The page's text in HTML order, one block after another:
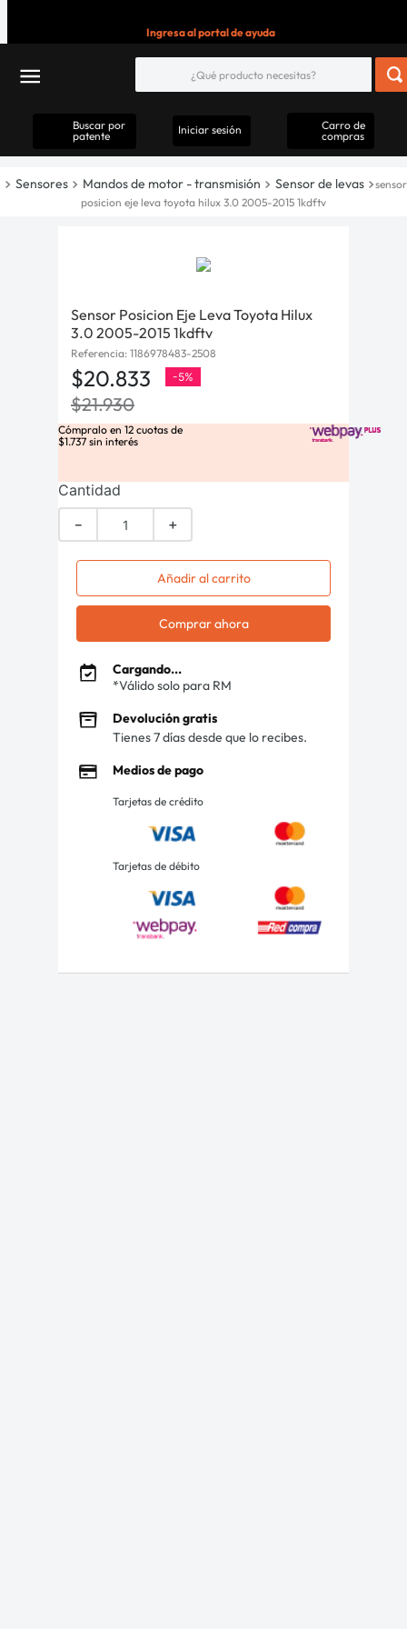
Ingresa al portal de ayuda
Buscar por
patente
Iniciar sesión
Carro de
compras
Sensores Mandos de motor - transmisión Sensor de levas
sensor
posicion eje leva toyota hilux 3.0 2005-2015 1kdftv
Sensor Posicion Eje Leva Toyota Hilux
3.0 2005-2015 1kdftv
Referencia: 1186978483-2508
$20.833 -5%
$21.930
Cómpralo en 12 cuotas de
$1.737 sin interés
Cantidad
＋
－
Añadir al carrito
Comprar ahora
Cargando...
*Válido solo para RM
Devolución gratis
Tienes 7 días desde que lo recibes.
Medios de pago
Tarjetas de crédito
Tarjetas de débito